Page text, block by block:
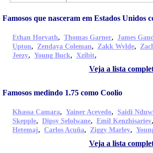
Famosos que nasceram em Estados Unidos
Ethan Horvath, Thomas Garner, James
Upton, Zendaya Coleman, Zakk Wylde,
Jeezy, Young Buck, Xzibit,
Veja a lista
Famosos medindo 1.75 como Coolio
Khassa Camara, Yainer Acevedo, Saidi
Skepple, Dipsy Selolwane, Emil Kenzhisariev,
Hetemaj, Carlos Acuña, Ziggy Marley,
Veja a lista